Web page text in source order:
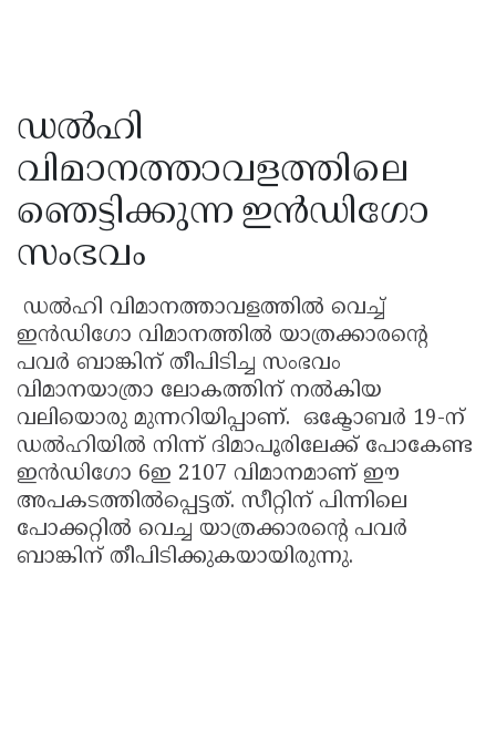
ഡൽഹി
വിമാനത്താവളത്തിലെ
ഞെട്ടിക്കുന്ന ഇൻഡിഗോ
സംഭവം
ഡൽഹി വിമാനത്താവളത്തിൽ വെച്ച്
ഇൻഡിഗോ വിമാനത്തിൽ യാത്രക്കാരൻ്റെ
പവർ ബാങ്കിന് തീപിടിച്ച സംഭവം
വിമാനയാത്രാ ലോകത്തിന് നൽകിയ
വലിയൊരു മുന്നറിയിപ്പാണ്. ഒക്ടോബർ 19-ന്
ഡൽഹിയിൽ നിന്ന് ദിമാപൂരിലേക്ക് പോകേണ്ട
ഇൻഡിഗോ 6ഇ 2107 വിമാനമാണ് ഈ
അപകടത്തിൽപ്പെട്ടത്. സീറ്റിന് പിന്നിലെ
പോക്കറ്റിൽ വെച്ച യാത്രക്കാരൻ്റെ പവർ
ബാങ്കിന് തീപിടിക്കുകയായിരുന്നു.